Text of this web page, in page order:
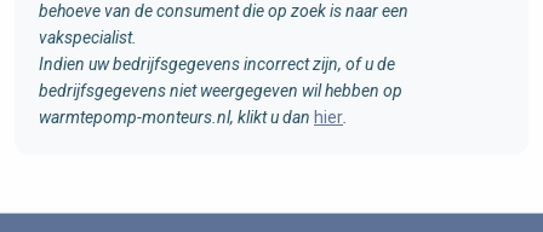
behoeve van de consument die op zoek is naar een
vakspecialist.
Indien uw bedrijfsgegevens incorrect zijn, of u de
bedrijfsgegevens niet weergegeven wil hebben op
warmtepomp-monteurs.nl, klikt u dan hier